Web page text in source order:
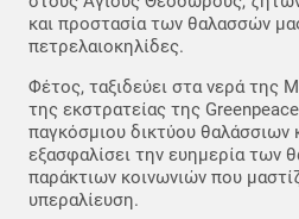
και προστασία των θαλασσών
πετρελαιοκηλίδες.
Φέτος, ταξιδεύει στα νερά της
της εκστρατείας της
παγκόσμιου δικτύου θαλάσσιων
εξασφαλίσει την ευημερία των
παράκτιων κοινωνιών που
υπεραλίευση.